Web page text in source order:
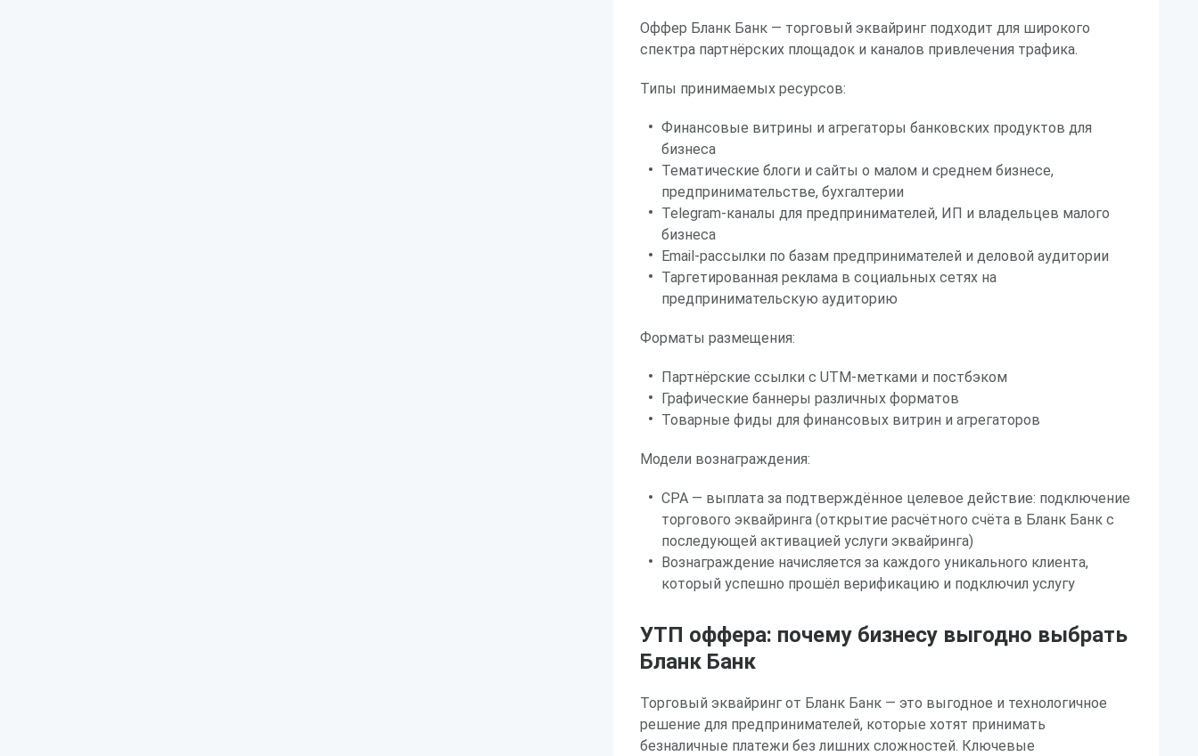
Оффер Бланк Банк — торговый эквайринг подходит для широкого
спектра партнёрских площадок и каналов привлечения трафика.
Типы принимаемых ресурсов:
Финансовые витрины и агрегаторы банковских продуктов для
бизнеса
Тематические блоги и сайты о малом и среднем бизнесе,
предпринимательстве, бухгалтерии
Telegram-каналы для предпринимателей, ИП и владельцев малого
бизнеса
Email-рассылки по базам предпринимателей и деловой аудитории
Таргетированная реклама в социальных сетях на
предпринимательскую аудиторию
Форматы размещения:
Партнёрские ссылки с UTM-метками и постбэком
Графические баннеры различных форматов
Товарные фиды для финансовых витрин и агрегаторов
Модели вознаграждения:
CPA — выплата за подтверждённое целевое действие: подключение
торгового эквайринга (открытие расчётного счёта в Бланк Банк с
последующей активацией услуги эквайринга)
Вознаграждение начисляется за каждого уникального клиента,
который успешно прошёл верификацию и подключил услугу
УТП оффера: почему бизнесу выгодно выбрать
Бланк Банк
Торговый эквайринг от Бланк Банк — это выгодное и технологичное
решение для предпринимателей, которые хотят принимать
безналичные платежи без лишних сложностей. Ключевые